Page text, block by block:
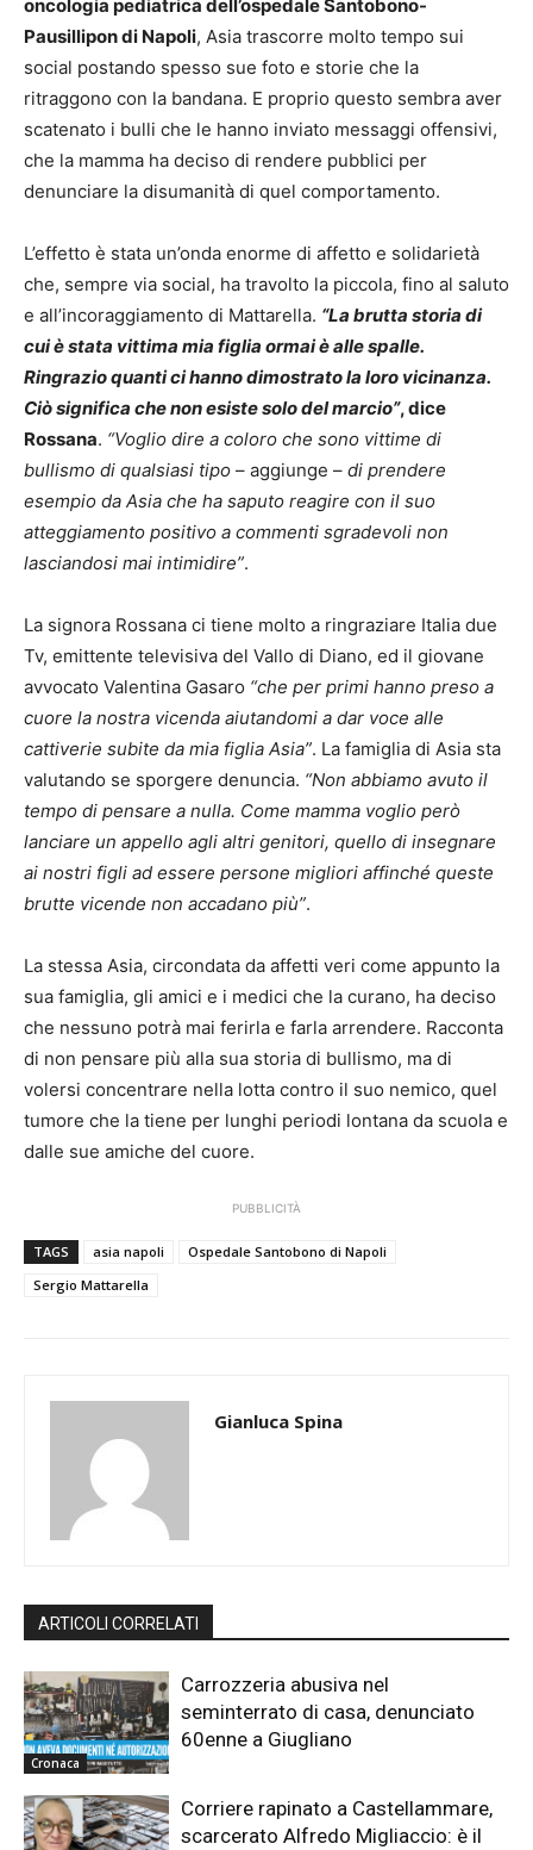
oncologia pediatrica dell’ospedale Santobono-
Pausillipon di Napoli, Asia trascorre molto tempo sui
social postando spesso sue foto e storie che la
ritraggono con la bandana. E proprio questo sembra aver
scatenato i bulli che le hanno inviato messaggi offensivi,
che la mamma ha deciso di rendere pubblici per
denunciare la disumanità di quel comportamento.
L’effetto è stata un’onda enorme di affetto e solidarietà
che, sempre via social, ha travolto la piccola, fino al saluto
e all’incoraggiamento di Mattarella. “La brutta storia di
cui è stata vittima mia figlia ormai è alle spalle.
Ringrazio quanti ci hanno dimostrato la loro vicinanza.
Ciò significa che non esiste solo del marcio”, dice
Rossana. “Voglio dire a coloro che sono vittime di
bullismo di qualsiasi tipo – aggiunge – di prendere
esempio da Asia che ha saputo reagire con il suo
atteggiamento positivo a commenti sgradevoli non
lasciandosi mai intimidire”.
La signora Rossana ci tiene molto a ringraziare Italia due
Tv, emittente televisiva del Vallo di Diano, ed il giovane
avvocato Valentina Gasaro “che per primi hanno preso a
cuore la nostra vicenda aiutandomi a dar voce alle
cattiverie subite da mia figlia Asia”. La famiglia di Asia sta
valutando se sporgere denuncia. “Non abbiamo avuto il
tempo di pensare a nulla. Come mamma voglio però
lanciare un appello agli altri genitori, quello di insegnare
ai nostri figli ad essere persone migliori affinché queste
brutte vicende non accadano più”.
La stessa Asia, circondata da affetti veri come appunto la
sua famiglia, gli amici e i medici che la curano, ha deciso
che nessuno potrà mai ferirla e farla arrendere. Racconta
di non pensare più alla sua storia di bullismo, ma di
volersi concentrare nella lotta contro il suo nemico, quel
tumore che la tiene per lunghi periodi lontana da scuola e
dalle sue amiche del cuore.
PUBBLICITÀ
TAGS asia napoli
Ospedale Santobono di Napoli
Sergio Mattarella
Gianluca Spina
ARTICOLI CORRELATI
Cronaca
Carrozzeria abusiva nel
seminterrato di casa, denunciato
60enne a Giugliano
Corriere rapinato a Castellammare,
scarcerato Alfredo Migliaccio: è il